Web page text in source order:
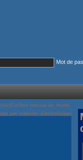
Mot de
Voir/Cacher menus de droite
par courrier électronique